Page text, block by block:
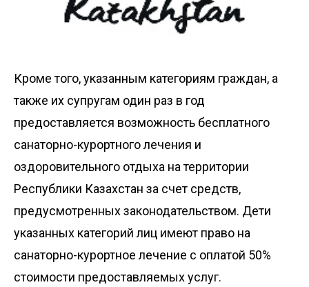
Кроме того, указанным категориям граждан, а
также их супругам один раз в год
предоставляется возможность бесплатного
санаторно-курортного лечения и
оздоровительного отдыха на территории
Республики Казахстан за счет средств,
предусмотренных законодательством. Дети
указанных категорий лиц имеют право на
санаторно-курортное лечение с оплатой 50%
стоимости предоставляемых услуг.